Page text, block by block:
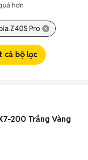
hơn
Z40S Pro
cả bộ lọc
200 Trắng Vàng